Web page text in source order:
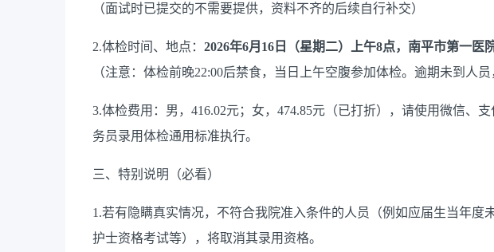
（面试时已提交的不需要提供，资料不齐的后续自行补交）
2.体检时间、地点： 2026年6月16日（星期二）上午8点，南平市第一医
（注意：体检前晚22:00后禁食，当日上午空腹参加体检。逾期未到人员
3.体检费用：男，416.02元；女，474.85元（已打折），请使用微信、
务员录用体检通用标准执行。
三、特别说明（必看）
1.若有隐瞒真实情况，不符合我院准入条件的人员（例如应届生当年度
护士资格考试等），将取消其录用资格。